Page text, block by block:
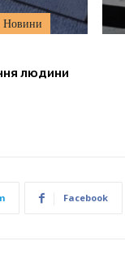
Новини
людини
Facebook